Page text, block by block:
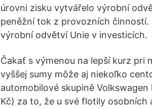
úrovni zisku vytvářelo výrobní
peněžní tok z provozních činností.
výrobní odvětví Unie v investicích.
Čakať s výmenou na lepší kurz pri
vyššej sumy môže aj niekoľko
automobilové skupině
Kč) za to, že u své flotily osobních